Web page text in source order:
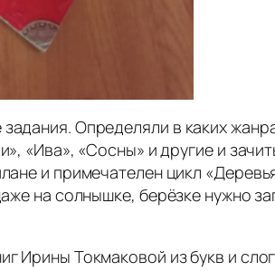
Определяли в каких
«Ива», «Сосны» и другие и
и примечателен цикл
на солнышке, берёзке нужно
Ирины Токмаковой из букв и